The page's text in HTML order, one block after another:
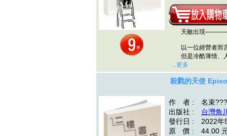
天敵出現─────
以一位經營者而
但是冷酷薄情、人
...更多
殺戮的天使
作 者 : 名束
出版社 : 台灣角
發行日 : 2022年
原 價 : 44.00